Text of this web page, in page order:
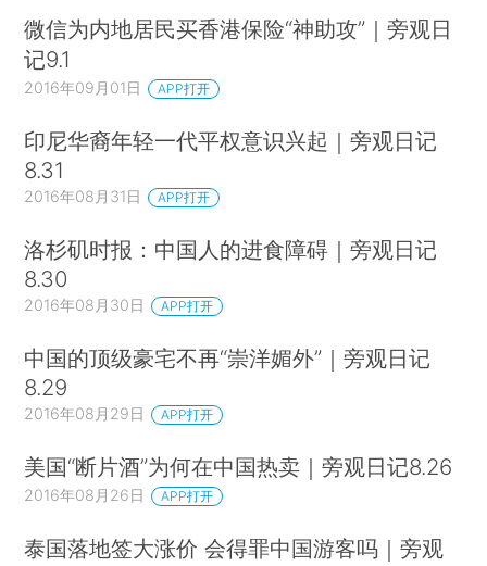
微信为内地居民买香港保险“神助攻”｜旁观日
记9.1
2016年09月01日 APP打开
印尼华裔年轻一代平权意识兴起｜旁观日记
8.31
2016年08月31日 APP打开
洛杉矶时报：中国人的进食障碍｜旁观日记
8.30
2016年08月30日 APP打开
中国的顶级豪宅不再“崇洋媚外”｜旁观日记
8.29
2016年08月29日 APP打开
美国“断片酒”为何在中国热卖｜旁观日记8.26
2016年08月26日 APP打开
泰国落地签大涨价 会得罪中国游客吗｜旁观